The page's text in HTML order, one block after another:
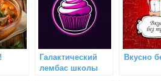
Галактический
лембас школы
Вкусно